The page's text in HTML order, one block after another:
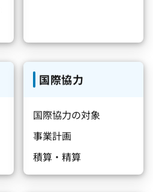
国際協力
国際協力の対象
事業計画
積算・精算